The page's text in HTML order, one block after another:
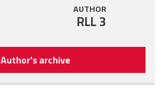
AUTHOR
RLL 3
Author's archive